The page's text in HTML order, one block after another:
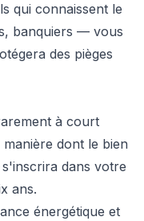
qui connaissent le
banquiers — vous
des pièges
à court
dont le bien
dans votre
ans.
énergétique et